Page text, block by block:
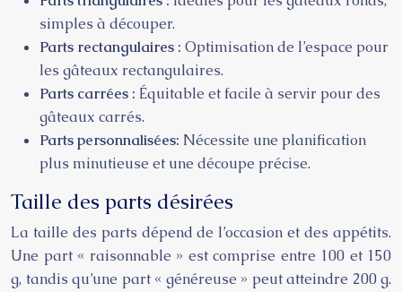
simples à découper.
Parts rectangulaires : Optimisation de l’espace pour
les gâteaux rectangulaires.
Parts carrées : Équitable et facile à servir pour des
gâteaux carrés.
Parts personnalisées: Nécessite une planification
plus minutieuse et une découpe précise.
Taille des parts désirées
La taille des parts dépend de l’occasion et des appétits.
Une part « raisonnable » est comprise entre 100 et 150
g, tandis qu’une part « généreuse » peut atteindre 200 g.